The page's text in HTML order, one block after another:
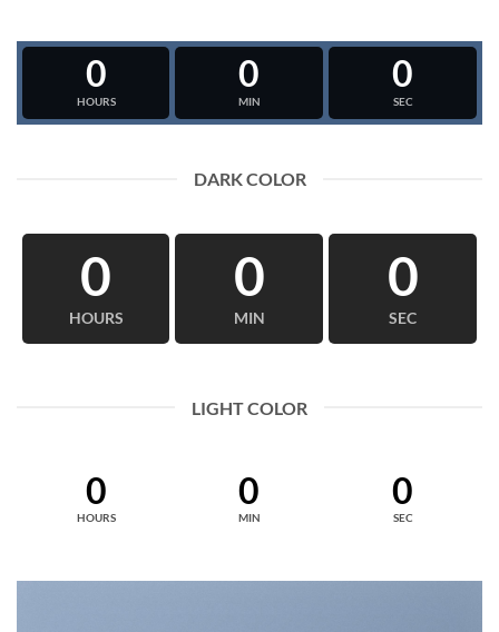
0
HOURS
0
MIN
0
SEC
DARK COLOR
0
HOURS
0
MIN
0
SEC
LIGHT COLOR
0
HOURS
0
MIN
0
SEC